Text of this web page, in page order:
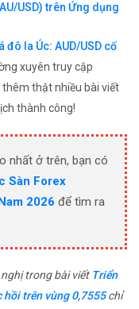
USD) trên Ứng dụng
đô la Úc: AUD/USD cố
xuyên truy cập
thật nhiều bài viết
thành công!
nhất ở trên, bạn có
Sàn Forex
2026 để tìm ra
trong bài viết Triển
hồi trên vùng 0,7555chỉ